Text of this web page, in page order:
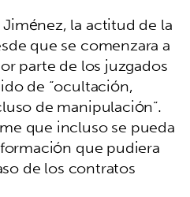
la actitud de la
que se comenzara a
parte de los juzgados
de “ocultación,
de manipulación”.
que incluso se pueda
que pudiera
de los contratos